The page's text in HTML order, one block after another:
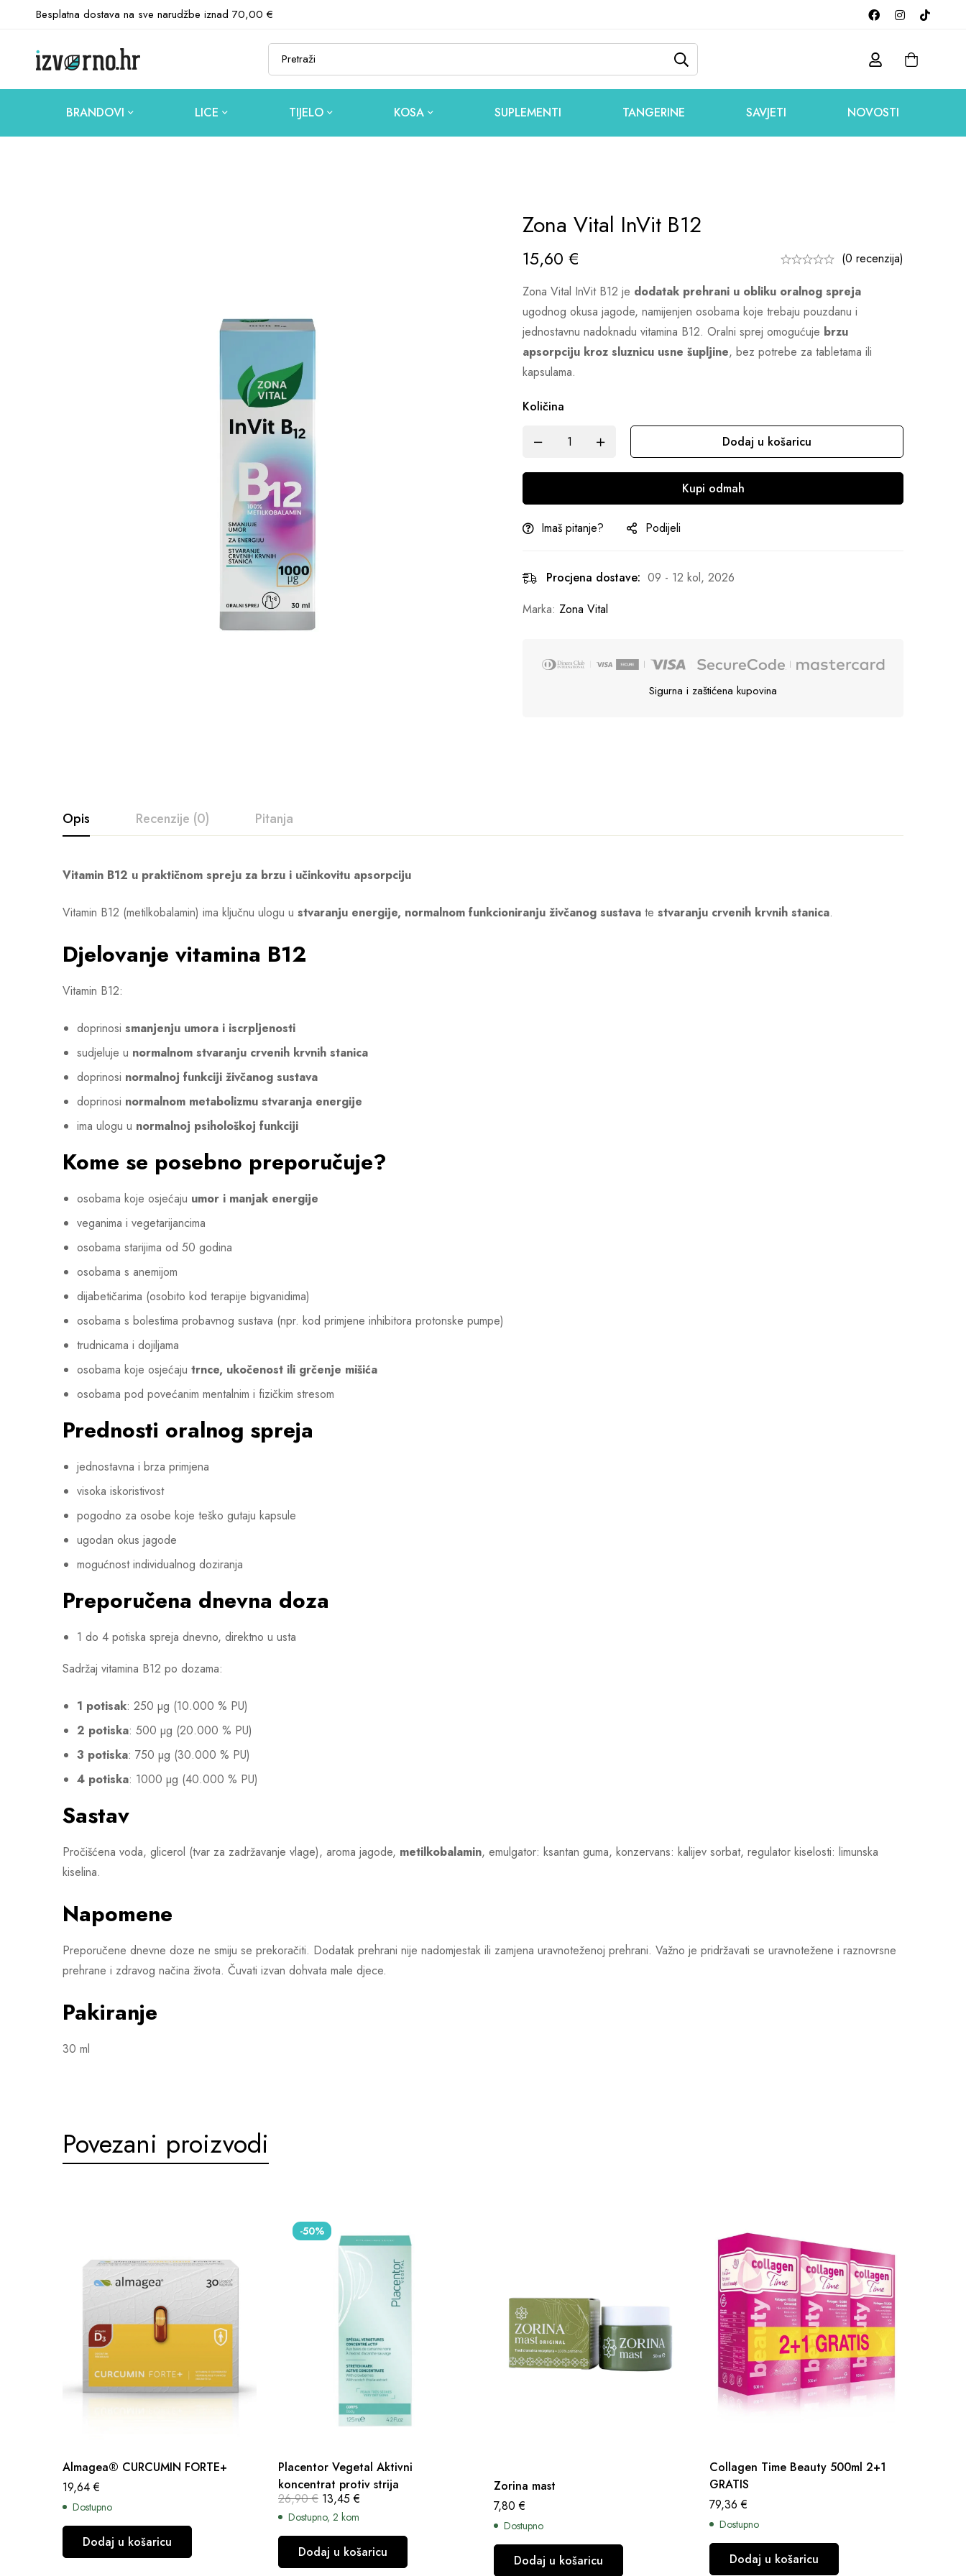
Besplatna dostava na sve narudžbe iznad 70,00 €
BRANDOVI LICE TIJELO KOSA SUPLEMENTI TANGERINE SAVJETI NOVOSTI
Zona Vital InVit B12
15,60 €
(0 recenzija)
Zona Vital InVit B12 je dodatak prehrani u obliku oralnog spreja
ugodnog okusa jagode, namijenjen osobama koje trebaju pouzdanu i
jednostavnu nadoknadu vitamina B12. Oralni sprej omogućuje brzu
apsorpciju kroz sluznicu usne šupljine, bez potrebe za tabletama ili
kapsulama.
Količina
Dodaj u košaricu
Kupi odmah
Imaš pitanje? Podijeli
Procjena dostave: 09 - 12 kol, 2026
Marka: Zona Vital
Sigurna i zaštićena kupovina
Opis Recenzije (0) Pitanja
Vitamin B12 u praktičnom spreju za brzu i učinkovitu apsorpciju
Vitamin B12 (metilkobalamin) ima ključnu ulogu u stvaranju energije, normalnom funkcioniranju živčanog sustava te stvaranju crvenih krvnih stanica.
Djelovanje vitamina B12
Vitamin B12:
doprinosi smanjenju umora i iscrpljenosti
sudjeluje u normalnom stvaranju crvenih krvnih stanica
doprinosi normalnoj funkciji živčanog sustava
doprinosi normalnom metabolizmu stvaranja energije
ima ulogu u normalnoj psihološkoj funkciji
Kome se posebno preporučuje?
osobama koje osjećaju umor i manjak energije
veganima i vegetarijancima
osobama starijima od 50 godina
osobama s anemijom
dijabetičarima (osobito kod terapije bigvanidima)
osobama s bolestima probavnog sustava (npr. kod primjene inhibitora protonske pumpe)
trudnicama i dojiljama
osobama koje osjećaju trnce, ukočenost ili grčenje mišića
osobama pod povećanim mentalnim i fizičkim stresom
Prednosti oralnog spreja
jednostavna i brza primjena
visoka iskoristivost
pogodno za osobe koje teško gutaju kapsule
ugodan okus jagode
mogućnost individualnog doziranja
Preporučena dnevna doza
1 do 4 potiska spreja dnevno, direktno u usta
Sadržaj vitamina B12 po dozama:
1 potisak: 250 µg (10.000 % PU)
2 potiska: 500 µg (20.000 % PU)
3 potiska: 750 µg (30.000 % PU)
4 potiska: 1000 µg (40.000 % PU)
Sastav
Pročišćena voda, glicerol (tvar za zadržavanje vlage), aroma jagode, metilkobalamin, emulgator: ksantan guma, konzervans: kalijev sorbat, regulator kiselosti: limunska
kiselina.
Napomene
Preporučene dnevne doze ne smiju se prekoračiti. Dodatak prehrani nije nadomjestak ili zamjena uravnoteženoj prehrani. Važno je pridržavati se uravnotežene i raznovrsne
prehrane i zdravog načina života. Čuvati izvan dohvata male djece.
Pakiranje
30 ml
Povezani proizvodi
Almagea® CURCUMIN FORTE+
19,64€
Dostupno
Dodaj u košaricu
-50%
Placentor Vegetal Aktivni
koncentrat protiv strija
26,90€ 13,45€
Dostupno, 2 kom
Dodaj u košaricu
Zorina mast
7,80€
Dostupno
Dodaj u košaricu
Collagen Time Beauty 500ml 2+1
GRATIS
79,36€
Dostupno
Dodaj u košaricu